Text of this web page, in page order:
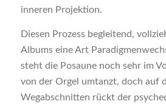
inneren Projektion.
Diesen Prozess begleitend,
Albums eine Art
steht die Posaune noch sehr im
von der Orgel umtanzt, doch auf
Wegabschnitten rückt der